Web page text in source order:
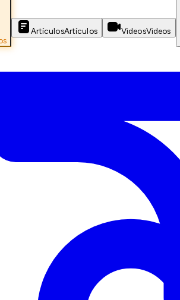
ArtículosArtículos VideosVideos